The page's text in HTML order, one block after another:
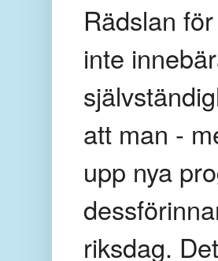
Rädslan
inte
att man -
upp nya
riksdag.